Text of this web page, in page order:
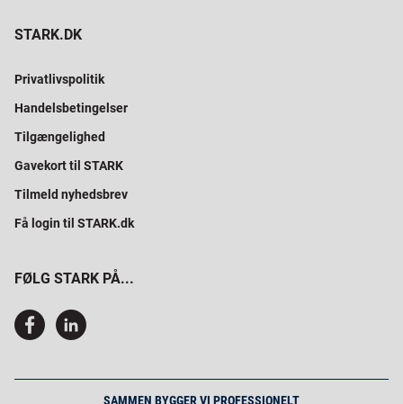
STARK.DK
Privatlivspolitik
Handelsbetingelser
Tilgængelighed
Gavekort til STARK
Tilmeld nyhedsbrev
Få login til STARK.dk
FØLG STARK PÅ...
SAMMEN BYGGER VI PROFESSIONELT